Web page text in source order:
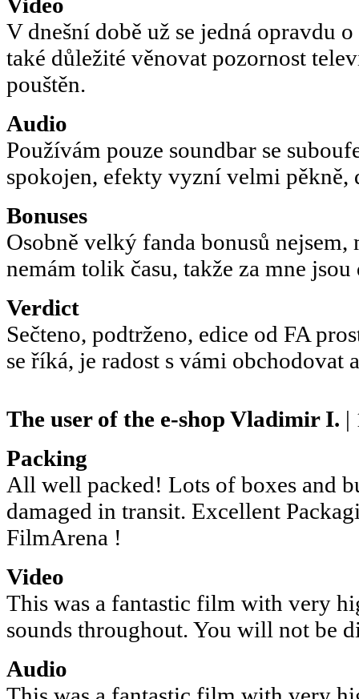
V dnešní době už se jedná opravdu
také důležité věnovat pozornost
pouštěn.
Audio
Používám pouze soundbar se
spokojen, efekty vyzní velmi pěkně,
Bonuses
Osobně velký fanda bonusů nejsem,
nemám tolik času, takže za mne
Verdict
Sečteno, podtrženo, edice od FA
se říká, je radost s vámi obchodovat
The user of the e-shop Vladimir I. |
Packing
All well packed! Lots of boxes and
damaged in transit. Excellent
FilmArena !
Video
This was a fantastic film with very
sounds throughout. You will not be
Audio